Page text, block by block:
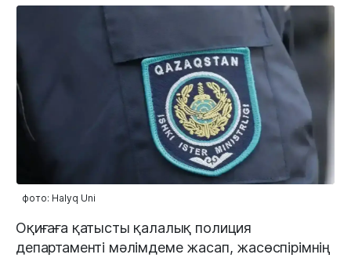
фото: Halyq Uni
Оқиғаға қатысты қалалық полиция
департаменті мәлімдеме жасап, жасөспірімнің